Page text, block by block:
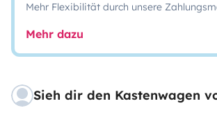
Mehr Flexibilität durch unsere
Mehr dazu
Sieh dir den Kastenwagen